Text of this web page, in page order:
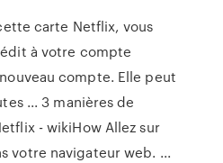
carte Netflix, vous
à votre compte
compte. Elle peut
... 3 manières de
- wikiHow Allez sur
votre navigateur web. ...